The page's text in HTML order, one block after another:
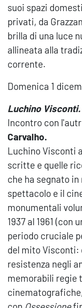
suoi spazi
privati, da
brilla di una luce
allineata alla
corrente.
Domenica 1
Luchino
Incontro con
Carvalho.
Luchino Visconti
scritte e quelle
che ha segnato in
spettacolo e il
monumentali
1937 al 1961 (con
periodo cruciale
del mito Visconti:
resistenza negli
memorabili regie
cinematografiche,